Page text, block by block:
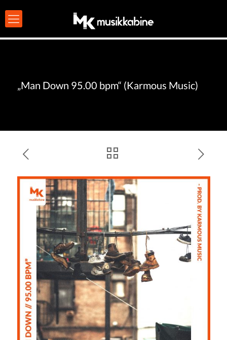
„Man Down 95.00 bpm“ (Karmous Music)